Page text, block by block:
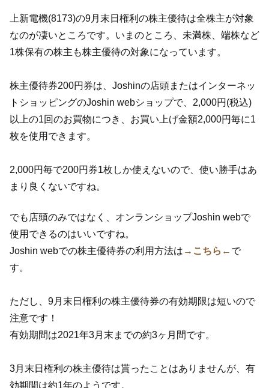
上新電機(8173)の9月末日権利の株主優待は全株主が対象
なのが凄いところです。いまのところ、未満株、端株など
1株保有の株主も株主優待の対象になっています。
株主優待券200円券は、Joshinの店頭またはインターネッ
トショッピングのJoshin webショップで、2,000円(税込)
以上の1回のお買物につき、お買い上げ金額2,000円毎に1
枚を使用できます。
2,000円毎で200円券1枚しか使えないので、使い勝手はあ
まり良くないですね。
でも店頭のみではなく、オンランショップJoshin webで
使用できるのはいいですね。
Joshin webでの株主優待券の利用方法は →こちら← で
す。
ただし、9月末日権利の株主優待券の有効期限は短いので
注意です！
有効期間は2021年3月末までの約3ヶ月間です。
3月末日権利の株主優待は貰ったことはありませんが、有
効期間は約1年のようです。